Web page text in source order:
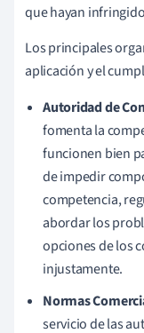
que hayan
Los principales
aplicación y el
Autoridad de
fomenta la
funcionen bien
de impedir
competencia,
abordar los
opciones de los
injustamente.
Normas
servicio de las